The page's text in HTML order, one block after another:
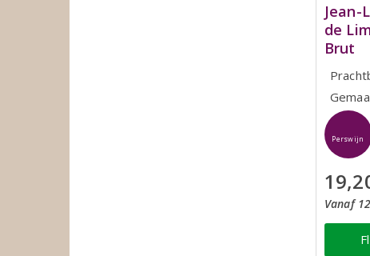
Jean-
de
Brut
Perswijn
Vanaf